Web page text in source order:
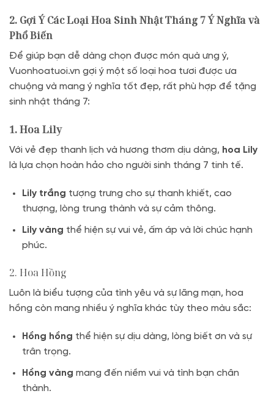
2. Gợi Ý Các Loại Hoa Sinh Nhật Tháng 7 Ý Nghĩa và
Phổ Biến
Để giúp bạn dễ dàng chọn được món quà ưng ý,
Vuonhoatuoi.vn gợi ý một số loại hoa tươi được ưa
chuộng và mang ý nghĩa tốt đẹp, rất phù hợp để tặng
sinh nhật tháng 7:
1. Hoa Lily
Với vẻ đẹp thanh lịch và hương thơm dịu dàng, hoa Lily
là lựa chọn hoàn hảo cho người sinh tháng 7 tinh tế.
Lily trắng tượng trưng cho sự thanh khiết, cao
thượng, lòng trung thành và sự cảm thông.
Lily vàng thể hiện sự vui vẻ, ấm áp và lời chúc hạnh
phúc.
2. Hoa Hồng
Luôn là biểu tượng của tình yêu và sự lãng mạn, hoa
hồng còn mang nhiều ý nghĩa khác tùy theo màu sắc:
Hồng hồng thể hiện sự dịu dàng, lòng biết ơn và sự
trân trọng.
Hồng vàng mang đến niềm vui và tình bạn chân
thành.